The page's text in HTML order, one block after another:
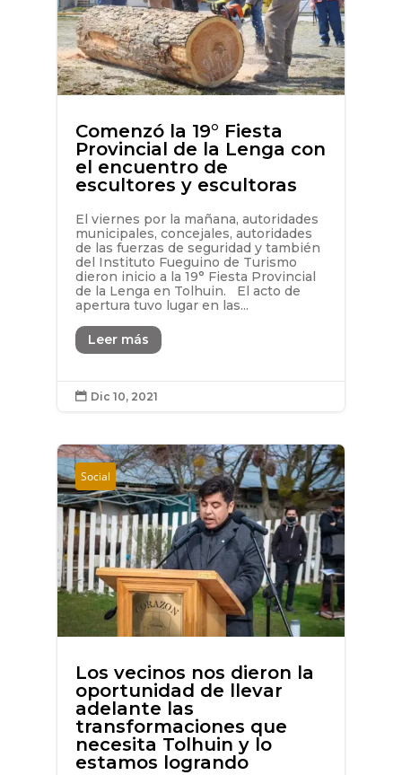
Comenzó la 19° Fiesta
Provincial de la Lenga con
el encuentro de
escultores y escultoras
El viernes por la mañana, autoridades
municipales, concejales, autoridades
de las fuerzas de seguridad y también
del Instituto Fueguino de Turismo
dieron inicio a la 19° Fiesta Provincial
de la Lenga en Tolhuin. El acto de
apertura tuvo lugar en las...
Leer más
 Dic 10, 2021
Social
Los vecinos nos dieron la
oportunidad de llevar
adelante las
transformaciones que
necesita Tolhuin y lo
estamos logrando